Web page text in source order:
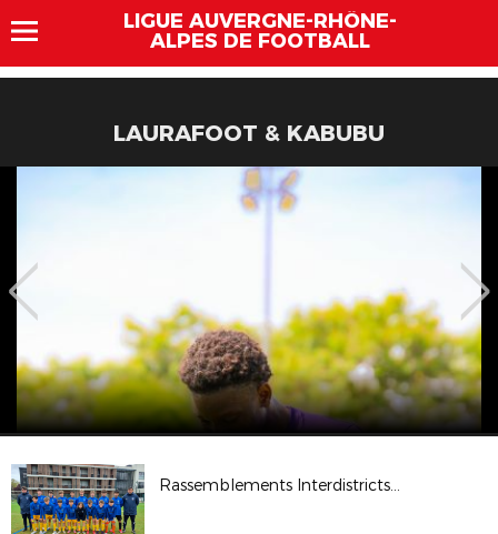
LIGUE AUVERGNE-RHÔNE-
ALPES DE FOOTBALL
LAURAFOOT & KABUBU
Rassemblements Interdistricts U14G - Avr. 2026